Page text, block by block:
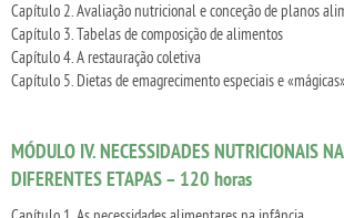
Capítulo 2. Avaliação nutricional e conceção de planos
Capítulo 3. Tabelas de composição de alimentos
Capítulo 4. A restauração coletiva
Capítulo 5. Dietas de emagrecimento especiais e «mágicas»
MÓDULO IV. NECESSIDADES NUTRICIONAIS
DIFERENTES ETAPAS – 120 horas